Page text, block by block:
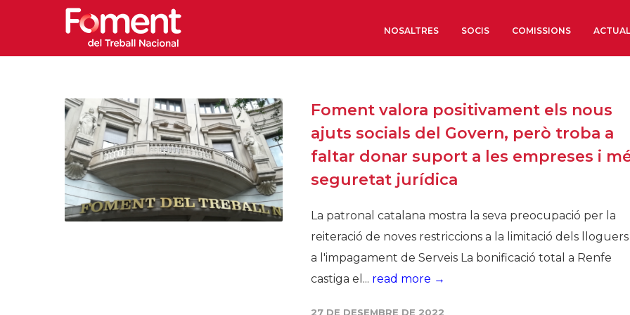
NOSALTRES
Òrgans de Govern
Òrgans Consultius
Estructura Executiva
Econòmics i Socials
Organitzacions
Organitzacions
SOCIS COMISSIONS
Foment valora positivament els nous
ajuts socials del Govern, però troba a
faltar donar suport a les empreses i
seguretat jurídica
La patronal catalana mostra la seva preocupació per la
reiteració de noves restriccions a la limitació dels lloguers
a l'impagament de Serveis La bonificació total a Renfe
castiga el... read more →
27 DE DESEMBRE DE 2022